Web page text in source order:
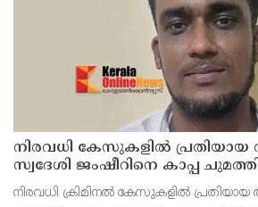
നിരവധി കേസുകളിൽ പ്രതിയായ
സ്വദേശി ജംഷീറിനെ കാപ്പ
നിരവധി ക്രിമിനൽ കേസുകളിൽ പ്രതിയായ